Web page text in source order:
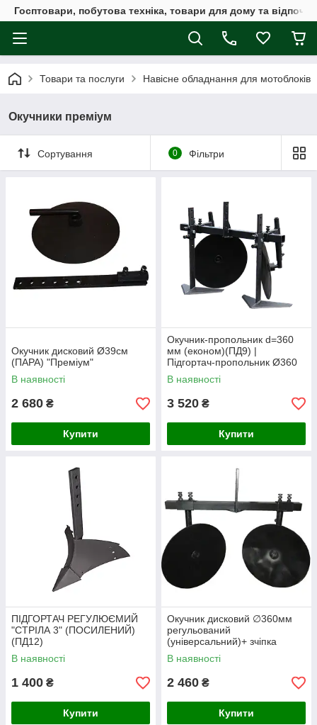
Госптовари, побутова техніка, товари для дому та
Товари та послуги Навісне обладнання для мотоблоків
Окучники преміум
Сортування 0 Фільтри
Окучник дисковий Ø39см
(ПАРА) "Преміум"
В наявності
2 680 ₴
Купити
Окучник-пропольник d=360
мм (економ)(ПД9) |
Підгортач-пропольник Ø360
(економ)
В наявності
3 520 ₴
Купити
ПІДГОРТАЧ РЕГУЛЮЄМИЙ
"СТРІЛА 3" (ПОСИЛЕНИЙ)
(ПД12)
В наявності
1 400 ₴
Купити
Окучник дисковий ∅360мм
регульований
(універсальний)+ зчіпка
подвійна (ПД6)
В наявності
2 460 ₴
Купити